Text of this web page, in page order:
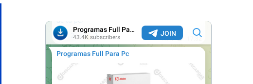
c
e
T s u
T
b